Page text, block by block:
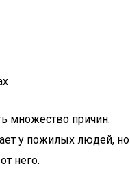
множество причин.
у пожилых людей, но
него.